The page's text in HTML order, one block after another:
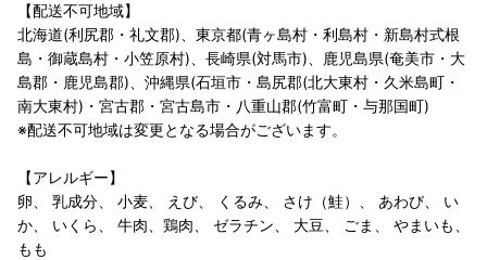
【配送不可地域】
北海道(利尻郡・礼文郡)、東京都(青ヶ島村・利島村・新島村式根
島・御蔵島村・小笠原村)、長崎県(対馬市)、鹿児島県(奄美市・大
島郡・鹿児島郡)、沖縄県(石垣市・島尻郡(北大東村・久米島町・
南大東村)・宮古郡・宮古島市・八重山郡(竹富町・与那国町)
※配送不可地域は変更となる場合がございます。
【アレルギー】
卵、 乳成分、 小麦、 えび、 くるみ、 さけ（鮭）、 あわび、 い
か、 いくら、 牛肉、鶏肉、 ゼラチン、 大豆、 ごま、 やまいも、
もも